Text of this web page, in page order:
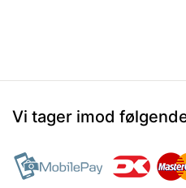
Vi tager imod